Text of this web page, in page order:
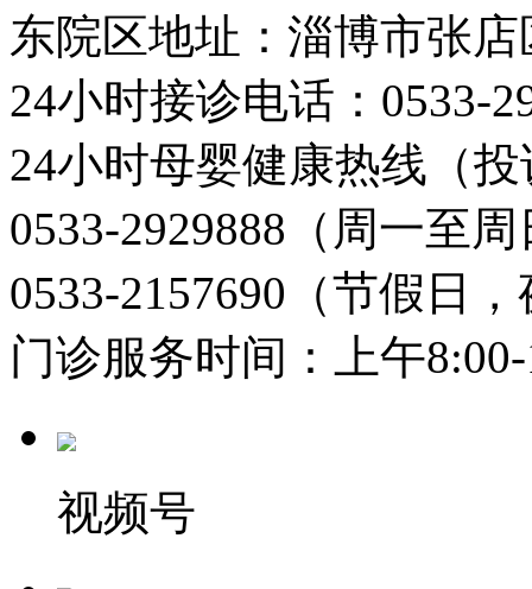
东院区地址：淄博市张
24小时接诊电话：0533-
24小时母婴健康热线（
0533-2929888（周一至
0533-2157690（节假日
门诊服务时间：上午
视频号